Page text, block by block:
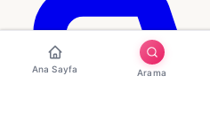
Ana Sayfa Arama